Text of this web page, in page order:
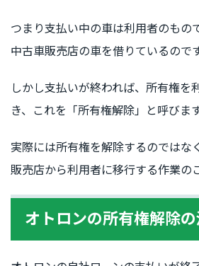
つまり支払い中の車は利用者のもの
中古車販売店の車を借りているのです
しかし支払いが終われば、所有権を
き、これを「所有権解除」と呼びます
実際には所有権を解除するのではな
販売店から利用者に移行する作業の
オトロンの所有権解除